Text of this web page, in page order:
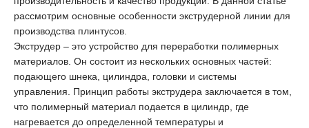
рассмотрим основные особенности экструдерной линии для
производства плинтусов.
Экструдер – это устройство для переработки полимерных
материалов. Он состоит из нескольких основных частей:
подающего шнека, цилиндра, головки и системы
управления. Принцип работы экструдера заключается в том,
что полимерный материал подается в цилиндр, где
нагревается до определенной температуры и